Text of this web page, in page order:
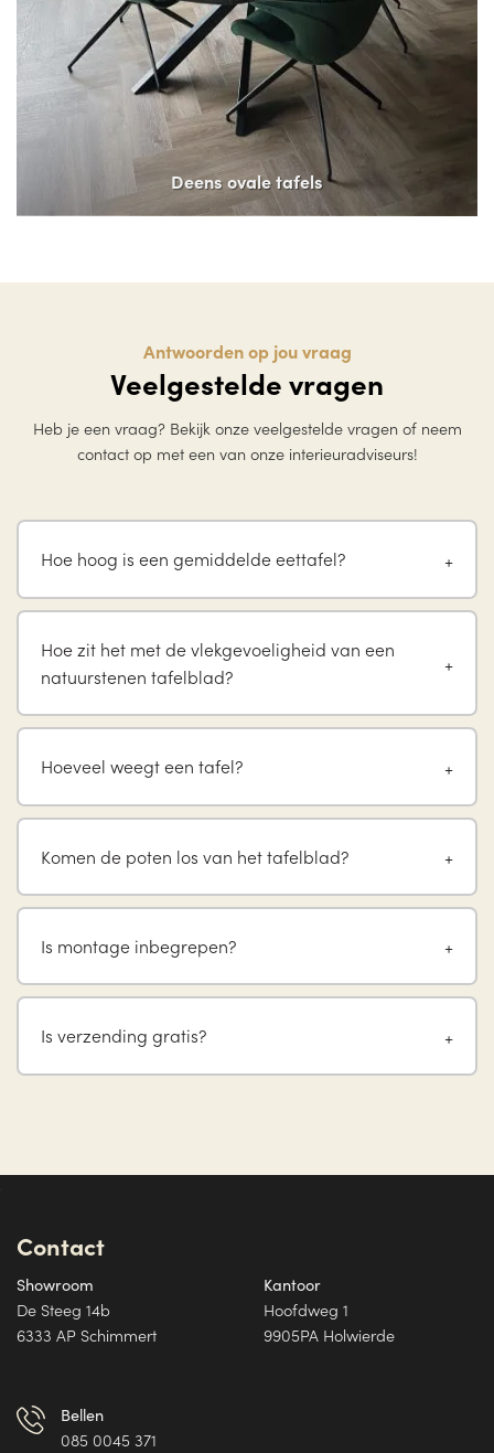
Deens ovale tafels
Antwoorden op jou vraag
Veelgestelde vragen
Heb je een vraag? Bekijk onze veelgestelde vragen of neem
contact op met een van onze interieuradviseurs!
Hoe hoog is een gemiddelde eettafel?
Hoe zit het met de vlekgevoeligheid van een
natuurstenen tafelblad?
Hoeveel weegt een tafel?
Komen de poten los van het tafelblad?
Is montage inbegrepen?
Is verzending gratis?
Contact
Showroom
De Steeg 14b
6333 AP Schimmert
Kantoor
Hoofdweg 1
9905PA Holwierde
Bellen
085 0045 371